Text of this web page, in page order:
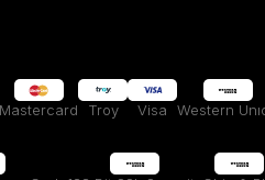
Mastercard Troy Visa Western